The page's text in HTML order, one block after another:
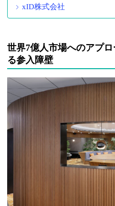
xID株式会社
世界7億人市場へのアプ
る参入障壁